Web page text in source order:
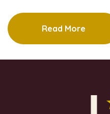
Read More